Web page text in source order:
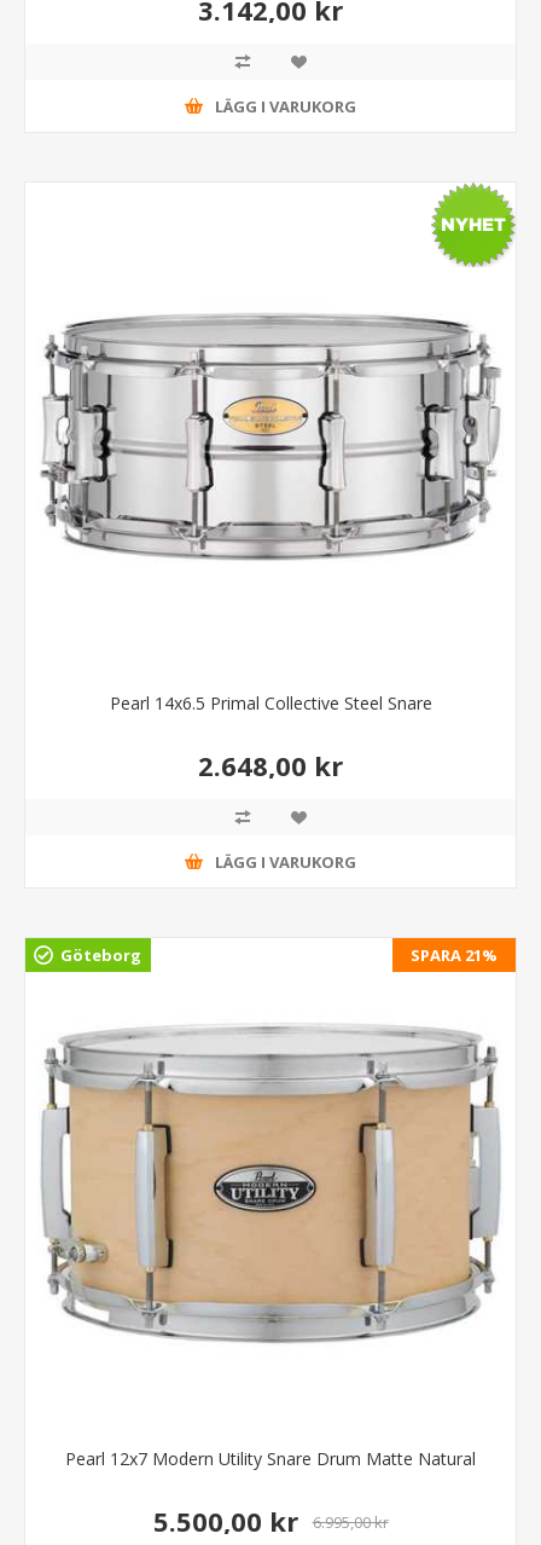
3.142,00 kr
LÄGG I VARUKORG
Pearl 14x6.5 Primal Collective Steel Snare
2.648,00 kr
LÄGG I VARUKORG
SPARA 21%
Göteborg
Pearl 12x7 Modern Utility Snare Drum Matte Natural
5.500,00 kr 6.995,00 kr